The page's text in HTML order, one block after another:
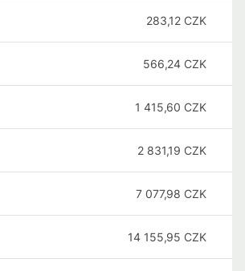
283,12 CZK
566,24 CZK
1 415,60 CZK
2 831,19 CZK
7 077,98 CZK
14 155,95 CZK